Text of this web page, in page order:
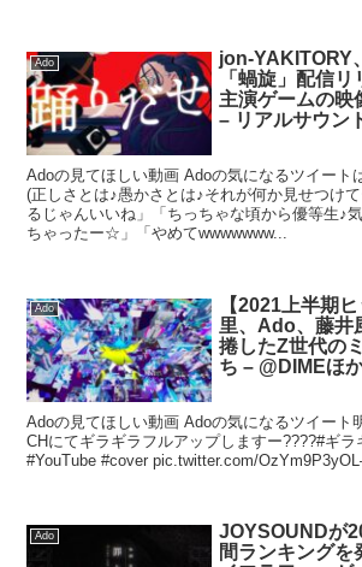
Ado
jon-YAKITORY
「蝸旋」配信
主演ゲームの映
– リアルサウン
Adoの見てほしい動画 Adoの気になるツイート
(正しさとは♪愚かさとは♪それが何か見せつけ
るじゃんいいね」「ちっちゃな頃から優等生♪
ちゃったー☆」「やめてwwwwwww...
Ado
【2021上半期
里、Ado、藤井
捲したZ世代の
ち – @DIMEほ
Adoの見てほしい動画 Adoの気になるツイート
CHにてギラギラフルアップしますー????#ギ
#YouTube #cover pic.twitter.com/
Ado
JOYSOUNDが
間ランキングを